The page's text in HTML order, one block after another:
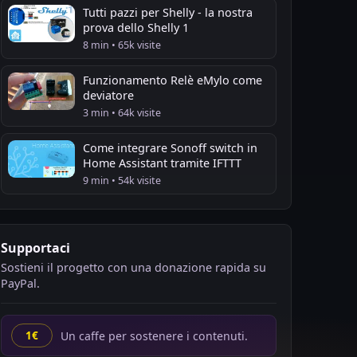
Tutti pazzi per Shelly - la nostra
prova dello Shelly 1
8 min • 65k visite
Funzionamento Relè eMylo come
deviatore
3 min • 64k visite
Come integrare Sonoff switch in
Home Assistant tramite IFTTT
9 min • 54k visite
Supportaci
Sostieni il progetto con una donazione rapida su
PayPal.
1€ Un caffe per sostenere i contenuti.